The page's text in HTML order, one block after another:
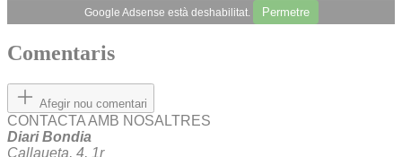
Google Adsense està deshabilitat. Permetre
Comentaris
Afegir nou comentari
CONTACTA AMB NOSALTRES
Diari Bondia
Callaueta, 4, 1r